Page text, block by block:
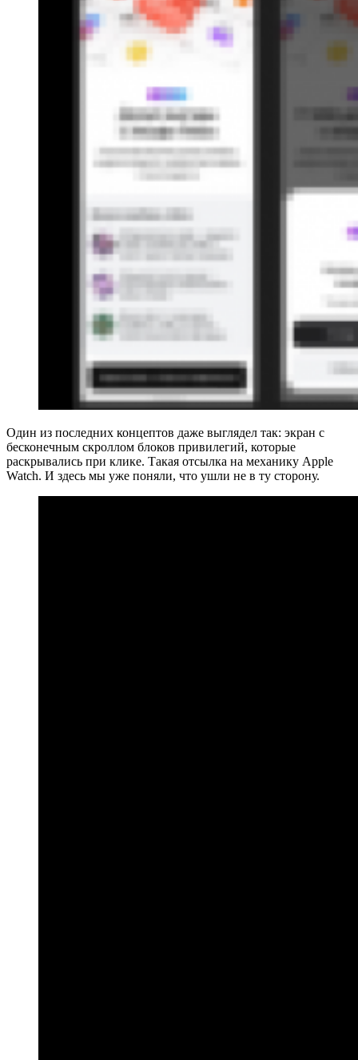
Один из последних концептов даже выглядел так: экран с
бесконечным скроллом блоков привилегий, которые
раскрывались при клике. Такая отсылка на механику Apple
Watch. И здесь мы уже поняли, что ушли не в ту сторону.